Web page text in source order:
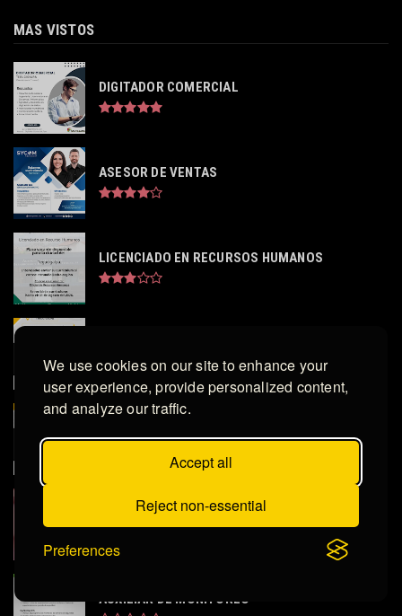
We use cookies on our site to enhance your
user experience, provide personalized content,
and analyze our traffic.
Accept all
Reject non-essential
Preferences
MAS VISTOS
DIGITADOR COMERCIAL
ASESOR DE VENTAS
LICENCIADO EN RECURSOS HUMANOS
ASISTENTE DE JEFE DE TIENDA ROTATIVO
AUXILIAR DE MONITOREO